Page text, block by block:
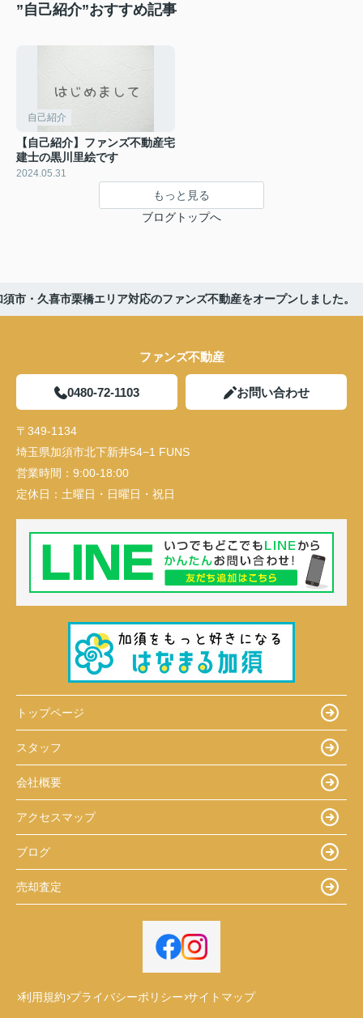
”自己紹介”おすすめ記事
自己紹介
【自己紹介】ファンズ不動産宅
建士の黒川里絵です
2024.05.31
もっと見る
ブログトップへ
須市・久喜市栗橋エリア対応のファンズ不動産をオープンしました。
ファンズ不動産
0480-72-1103 お問い合わせ
〒349-1134
埼玉県加須市北下新井54−1 FUNS
営業時間： 9:00-18:00
定休日： 土曜日・日曜日・祝日
トップページ
スタッフ
会社概要
アクセスマップ
ブログ
売却査定
利用規約 プライバシーポリシー サイトマップ